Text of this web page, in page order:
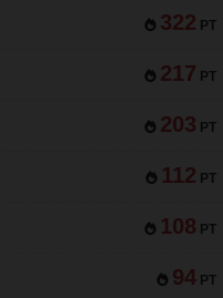
322 PT
217 PT
203 PT
112 PT
108 PT
94 PT